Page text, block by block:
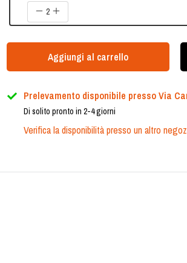
2
Aggiungi al carrello
Prelevamento disponibile presso Via
Di solito pronto in 2-4 giorni
Verifica la disponibilità presso un altro